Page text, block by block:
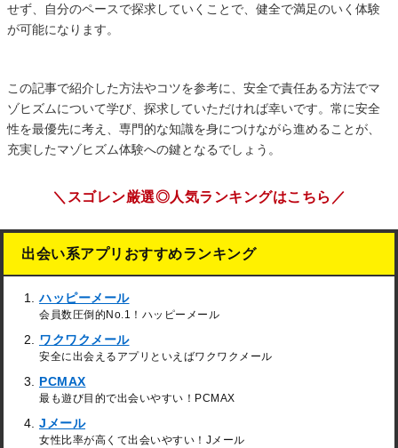
せず、自分のペースで探求していくことで、健全で満足のいく体験
が可能になります。
この記事で紹介した方法やコツを参考に、安全で責任ある方法でマ
ゾヒズムについて学び、探求していただければ幸いです。常に安全
性を最優先に考え、専門的な知識を身につけながら進めることが、
充実したマゾヒズム体験への鍵となるでしょう。
＼スゴレン厳選◎人気ランキングはこちら／
出会い系アプリおすすめランキング
ハッピーメール
会員数圧倒的No.1！ハッピーメール
ワクワクメール
安全に出会えるアプリといえばワクワクメール
PCMAX
最も遊び目的で出会いやすい！PCMAX
Jメール
女性比率が高くて出会いやすい！Jメール